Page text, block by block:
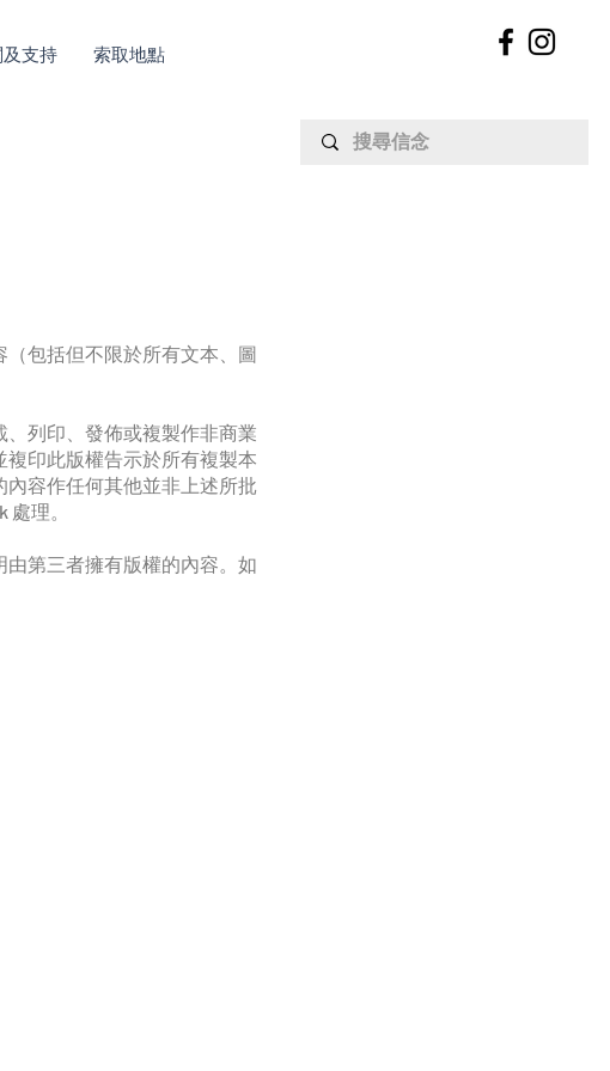
支持 索取地點
包括但不限於所有文本、圖
列印、發佈或複製作非商業
印此版權告示於所有複製本
容作任何其他並非上述所批
處理。
第三者擁有版權的內容。如